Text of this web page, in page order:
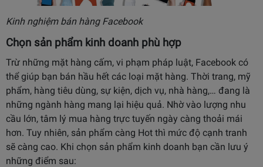
Kinh nghiệm bán hàng Facebook
Chọn sản phẩm kinh doanh phù hợp
Trừ những mặt hàng cấm, vi phạm pháp luật, Facebook có
thể giúp bạn bán hầu hết các loại mặt hàng. Thời trang, mỹ
phẩm, hàng tiêu dùng, sự kiện, dịch vụ, nhà hàng,… đang là
những ngành hàng mang lại hiệu quả. Nhờ vào lượng nhu
cầu lớn, tâm lý mua hàng trực tuyến ngày càng thoải mái
hơn. Tuy nhiên, sản phẩm càng Hot thì mức độ cạnh tranh
sẽ càng cao. Khi chọn sản phẩm kinh doanh bạn cần lưu ý
những điểm sau: